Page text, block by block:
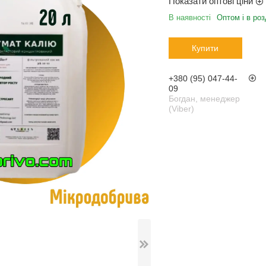
В наявності Оптом і в
Купити
+380 (95) 047-44-
09
Богдан, менеджер
(Viber)